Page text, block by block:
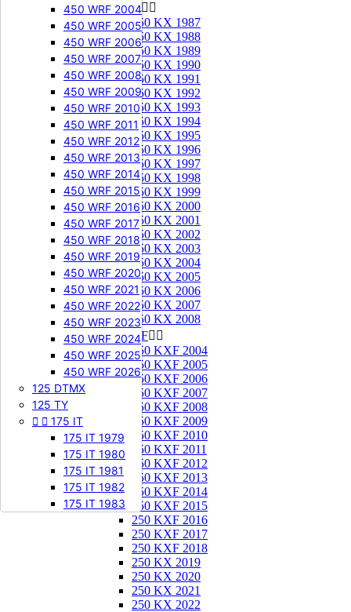
450 WRF 2004
450 WRF 2005
450 WRF 2006
450 WRF 2007
450 WRF 2008
450 WRF 2009
450 WRF 2010
450 WRF 2011
450 WRF 2012
450 WRF 2013
450 WRF 2014
450 WRF 2015
450 WRF 2016
450 WRF 2017
450 WRF 2018
450 WRF 2019
450 WRF 2020
450 WRF 2021
450 WRF 2022
450 WRF 2023
450 WRF 2024
450 WRF 2025
450 WRF 2026
125 DTMX
125 TY
  175 IT
175 IT 1979
175 IT 1980
175 IT 1981
175 IT 1982
175 IT 1983
250 KX 
250 KX 1987
250 KX 1988
250 KX 1989
250 KX 1990
250 KX 1991
250 KX 1992
250 KX 1993
250 KX 1994
250 KX 1995
250 KX 1996
250 KX 1997
250 KX 1998
250 KX 1999
250 KX 2000
250 KX 2001
250 KX 2002
250 KX 2003
250 KX 2004
250 KX 2005
250 KX 2006
250 KX 2007
250 KX 2008
250 KXF 
250 KXF 2004
250 KXF 2005
250 KXF 2006
250 KXF 2007
250 KXF 2008
250 KXF 2009
250 KXF 2010
250 KXF 2011
250 KXF 2012
250 KXF 2013
250 KXF 2014
250 KXF 2015
250 KXF 2016
250 KXF 2017
250 KXF 2018
250 KX 2019
250 KX 2020
250 KX 2021
250 KX 2022